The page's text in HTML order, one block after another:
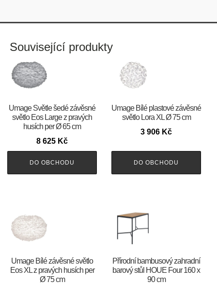
Související produkty
Umage Světle šedé závěsné
světlo Eos Large z pravých
husích per Ø 65 cm
8 625 Kč
DO OBCHODU
Umage Bílé plastové závěsné
světlo Lora XL Ø 75 cm
3 906 Kč
DO OBCHODU
Umage Bílé závěsné světlo
Eos XL z pravých husích per
Ø 75 cm
Přírodní bambusový zahradní
barový stůl HOUE Four 160 x
90 cm